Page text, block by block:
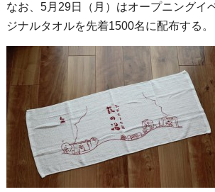
なお、5月29日（月）はオープニングイ
ジナルタオルを先着1500名に配布する。